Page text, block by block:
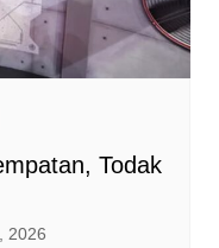
Todak
2026